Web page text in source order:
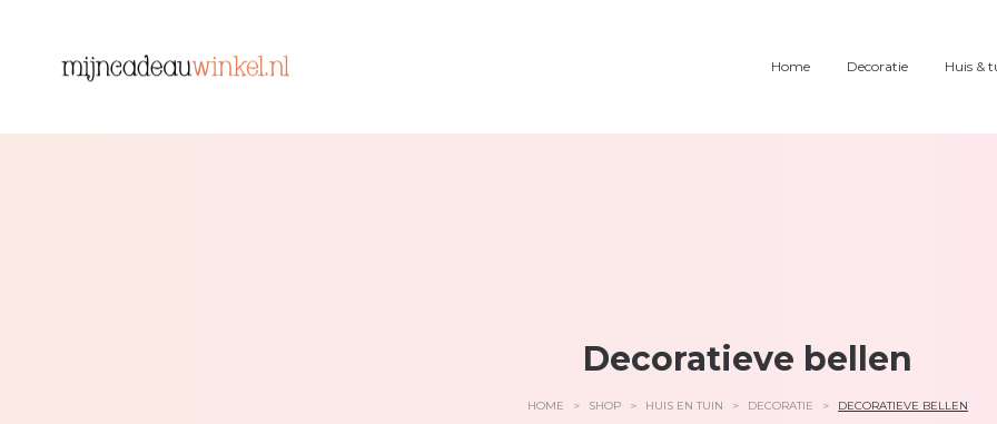
Home Decoratie Huis &
Decoratieve bellen
HOME > SHOP > HUIS EN TUIN > DECORATIE > DECORATIEVE BELLEN